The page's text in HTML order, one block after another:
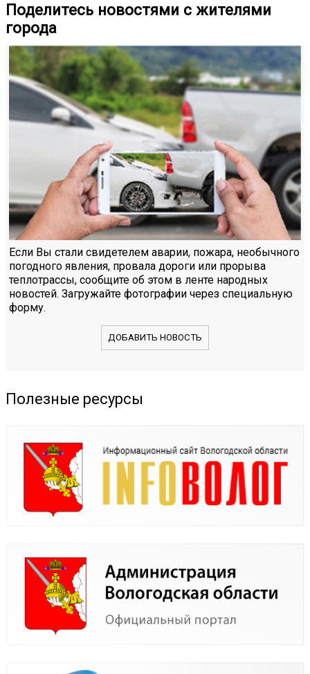
Поделитесь новостями с жителями
города
Если Вы стали свидетелем аварии, пожара, необычного
погодного явления, провала дороги или прорыва
теплотрассы, сообщите об этом в ленте народных
новостей. Загружайте фотографии через специальную
форму.
ДОБАВИТЬ НОВОСТЬ
Полезные ресурсы